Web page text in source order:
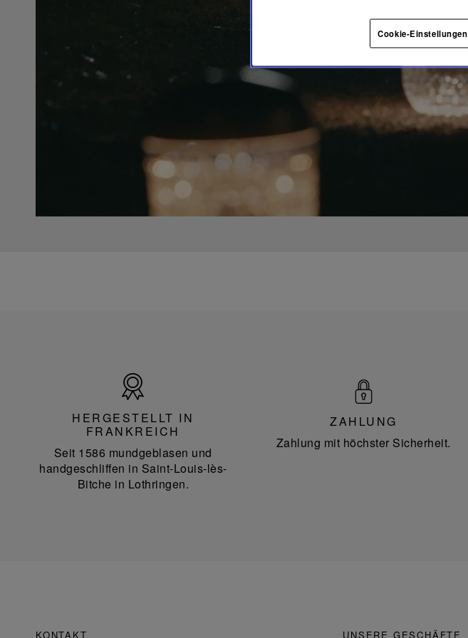
Frankreich
HERGESTELLT IN
FRANKREICH
Seit 1586 mundgeblasen und
handgeschliffen in Saint-Louis-lès-
Bitche in Lothringen.
ZAHLUNG
Zahlung mit höchster Sicherheit.
KONTAKT UNSERE GESCHÄFTE
Cookie-Einstellungen